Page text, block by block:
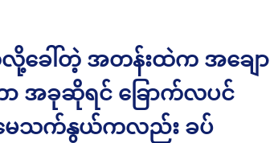
ခေါ်တဲ့ အတန်းထဲက အချော
အခုဆိုရင် ခြောက်လပင်
မေသက်နွယ်ကလည်း ခပ်